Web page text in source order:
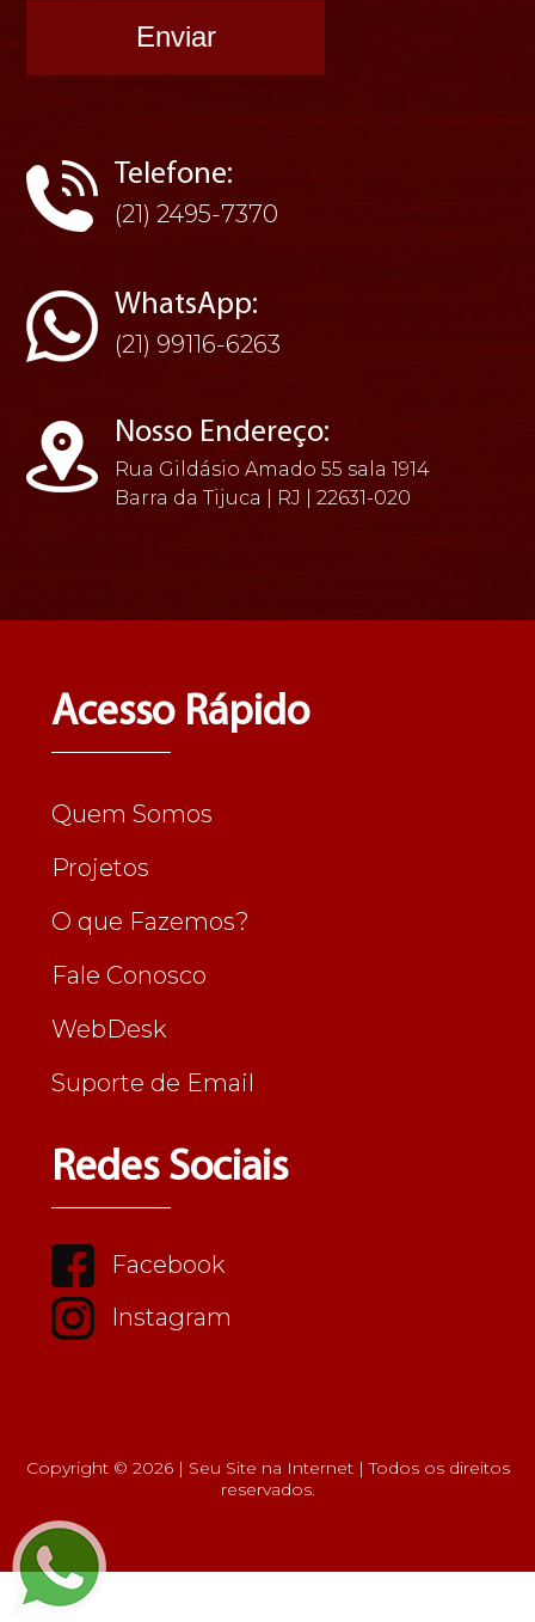
Telefone:
(21) 2495-7370
WhatsApp:
(21) 99116-6263
Nosso Endereço:
Rua Gildásio Amado 55 sala 1914
Barra da Tijuca | RJ | 22631-020
Acesso Rápido
Quem Somos
Projetos
O que Fazemos?
Fale Conosco
WebDesk
Suporte de Email
Redes Sociais
Facebook
Instagram
Copyright © 2026 | Seu Site na Internet | Todos os direitos
reservados.